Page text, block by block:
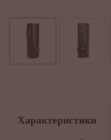
Характеристики